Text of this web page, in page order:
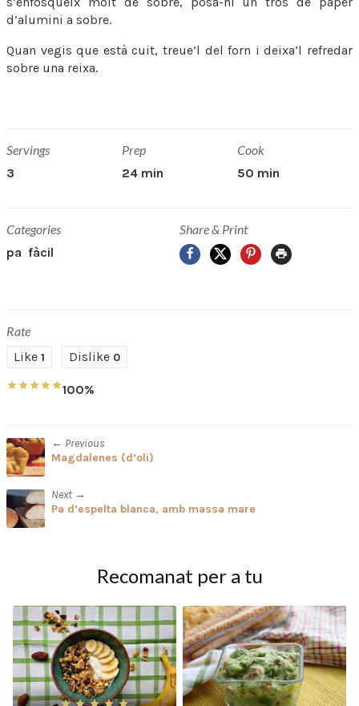
d’alumini a sobre.
Quan vegis que està cuit, treue’l del forn i deixa’l refredar
sobre una reixa.
Servings
3
Prep
24 min
Cook
50 min
Categories
pa fàcil
Share & Print
Facebook
X Pinterest
Print
Rate
Like 1 Dislike 0
100%
← Previous
Magdalenes (d’oli)
Next →
Pa d’espelta blanca, amb massa mare
Recomanat per a tu